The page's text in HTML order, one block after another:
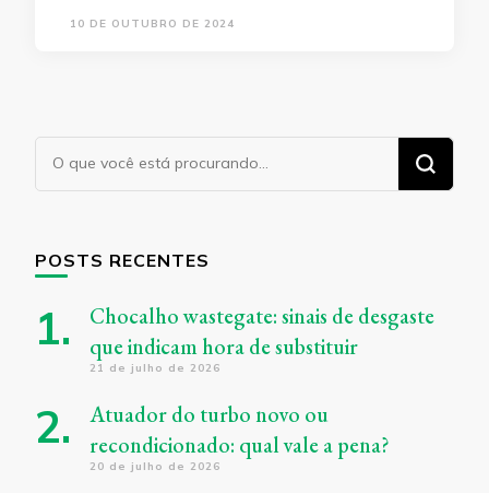
10 DE OUTUBRO DE 2024
Procurando
algo?
POSTS RECENTES
Chocalho wastegate: sinais de desgaste
que indicam hora de substituir
21 de julho de 2026
Atuador do turbo novo ou
recondicionado: qual vale a pena?
20 de julho de 2026